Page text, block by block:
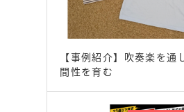
【事例紹介】吹奏楽を通
間性を育む